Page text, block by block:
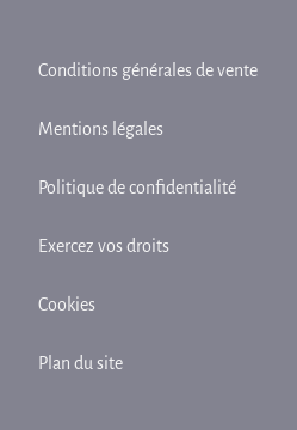
Conditions générales de vente
Mentions légales
Politique de confidentialité
Exercez vos droits
Cookies
Plan du site